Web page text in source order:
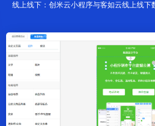
线上线下：创米云小程序与客如云线上线下